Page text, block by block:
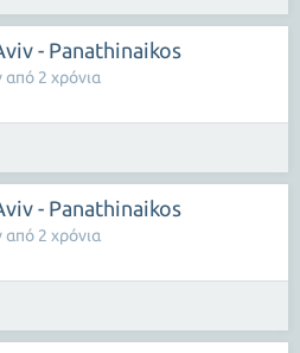
- Panathinaikos
2 χρόνια
- Panathinaikos
2 χρόνια